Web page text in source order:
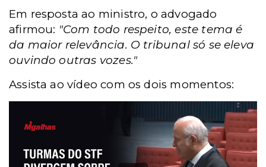
Em resposta ao ministro, o advogado
afirmou: "Com todo respeito, este tema é
da maior relevância. O tribunal só se eleva
ouvindo outras vozes."
Assista ao vídeo com os dois momentos: